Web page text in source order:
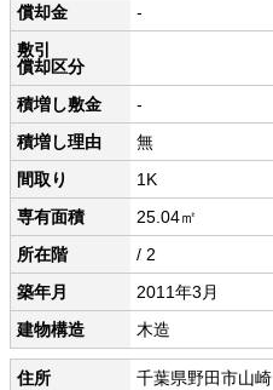
償却金
-
敷引
償却区分
積増し敷金
-
積増し理由
無
間取り
1K
専有面積
25.04㎡
所在階
/ 2
築年月
2011年3月
建物構造
木造
住所
千葉県野田市山崎